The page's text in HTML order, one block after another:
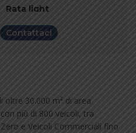
Rata light
Contattaci
oltre 30.000 m² di area
più di 800 veicoli, tra
e Veicoli Commerciali fino